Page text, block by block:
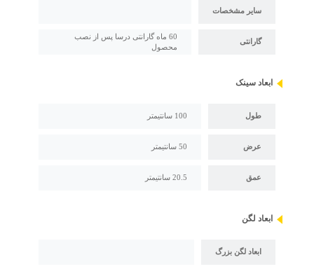
سایر مشخصات
گارانتی
60 ماه گارانتی درسا پس از نصب
محصول
ابعاد سینک
طول 100 سانتیمتر
عرض 50 سانتیمتر
عمق 20.5 سانتیمتر
ابعاد لگن
ابعاد لگن بزرگ